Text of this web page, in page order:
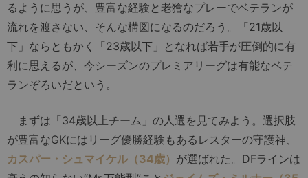
るように思うが、豊富な経験と老獪なプレーでベテランが
流れを渡さない、そんな構図になるのだろう。「21歳以
下」ならともかく「23歳以下」となれば若手が圧倒的に有
利に思えるが、今シーズンのプレミアリーグは有能なベテ
ランぞろいだという。
まずは「34歳以上チーム」の人選を見てみよう。選択肢
が豊富なGKにはリーグ優勝経験もあるレスターの守護神、
カスパー・シュマイケル（34歳） が選ばれた。DFラインは